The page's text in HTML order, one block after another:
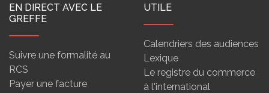
EN DIRECT AVEC LE
GREFFE
Suivre une formalité au
RCS
Payer une facture
UTILE
Calendriers des audiences
Lexique
Le registre du commerce
à l'international